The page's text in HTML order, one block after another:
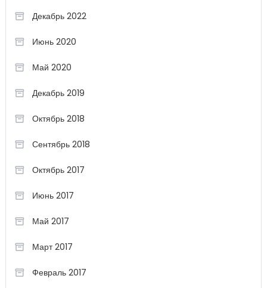
Декабрь 2022
Июнь 2020
Май 2020
Декабрь 2019
Октябрь 2018
Сентябрь 2018
Октябрь 2017
Июнь 2017
Май 2017
Март 2017
Февраль 2017